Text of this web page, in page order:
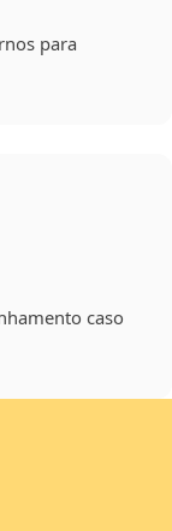
para
caso